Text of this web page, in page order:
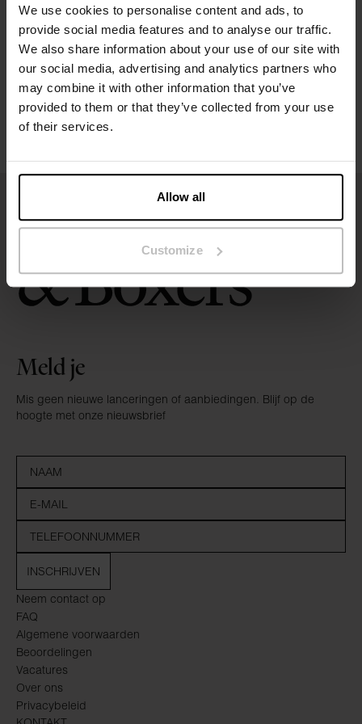
We use cookies to personalise content and ads, to
provide social media features and to analyse our traffic.
We also share information about your use of our site with
our social media, advertising and analytics partners who
may combine it with other information that you’ve
provided to them or that they’ve collected from your use
of their services.
Allow all
Customize
Maatgids
Wasvoorschriften
Beoordelingen
Neem contact op
FAQ
Algemene voorwaarden
Beoordelingen
Vacatures
Over ons
Privacybeleid
Meld je
Mis geen nieuwe lanceringen of aanbiedingen. Blijf op de
hoogte met onze nieuwsbrief
INSCHRIJVEN